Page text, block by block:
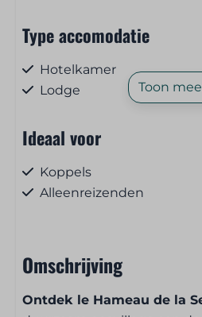
Type accomodatie
Hotelkamer
Lodge
Ideaal voor
Koppels
Alleenreizenden
Huisdiervrij
Toon
Omschrijving
Ontdek le Hameau de la